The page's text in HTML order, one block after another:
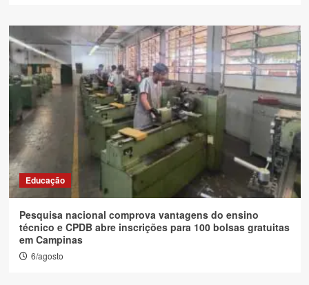
Educação
Pesquisa nacional comprova vantagens do ensino
técnico e CPDB abre inscrições para 100 bolsas gratuitas
em Campinas
6/agosto